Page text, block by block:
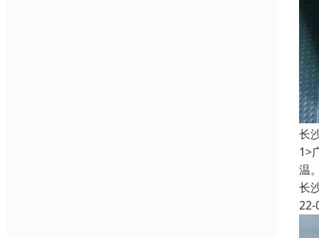
长
1>
温
长
22-